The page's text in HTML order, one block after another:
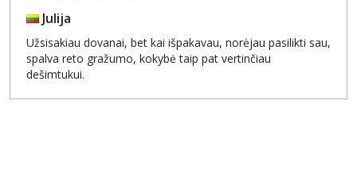
Julija
Užsisakiau dovanai, bet kai išpakavau, norėjau pasilikti sau,
spalva reto gražumo, kokybė taip pat vertinčiau
dešimtukui.